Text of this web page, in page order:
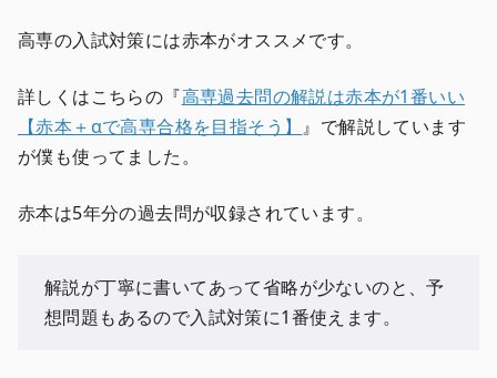
高専の入試対策には赤本がオススメです。
詳しくはこちらの『高専過去問の解説は赤本が1番いい
【赤本＋αで高専合格を目指そう】 』で解説しています
が僕も使ってました。
赤本は5年分の過去問が収録されています。
解説が丁寧に書いてあって省略が少ないのと、予
想問題もあるので入試対策に1番使えます。